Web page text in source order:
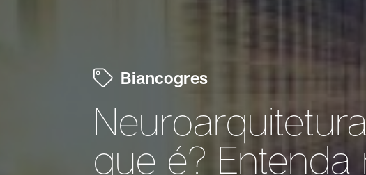
Biancogres
que é? Entenda